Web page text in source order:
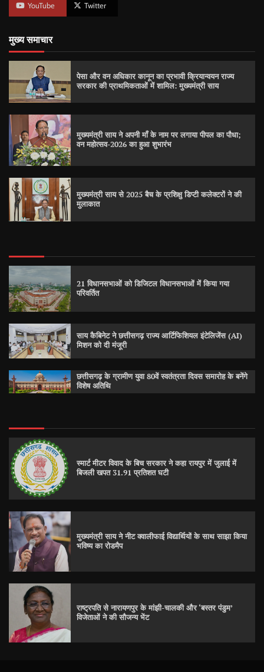
YouTube Twitter
मुख्य समाचार
पेसा और वन अधिकार कानून का प्रभावी क्रियान्वयन राज्य
सरकार की प्राथमिकताओं में शामिल: मुख्यमंत्री साय
मुख्यमंत्री साय ने अपनी माँ के नाम पर लगाया पीपल का पौधा;
वन महोत्सव-2026 का हुआ शुभारंभ
मुख्यमंत्री साय से 2025 बैच के प्रशिक्षु डिप्टी कलेक्टरों ने की
मुलाकात
21 विधानसभाओं को डिजिटल विधानसभाओं में किया गया
परिवर्तित
साय कैबिनेट ने छत्तीसगढ़ राज्य आर्टिफिशियल इंटेलिजेंस (AI)
मिशन को दी मंजूरी
छत्तीसगढ़ के ग्रामीण युवा 80वें स्वतंत्रता दिवस समारोह के बनेंगे
विशेष अतिथि
स्मार्ट मीटर विवाद के बिच सरकार ने कहा रायपुर में जुलाई में
बिजली खपत 31.91 प्रतिशत घटी
मुख्यमंत्री साय ने नीट क्वालीफाई विद्यार्थियों के साथ साझा किया
भविष्य का रोडमैप
राष्ट्रपति से नारायणपुर के मांझी-चालकी और ‘बस्तर पंडुम’
विजेताओं ने की सौजन्य भेंट